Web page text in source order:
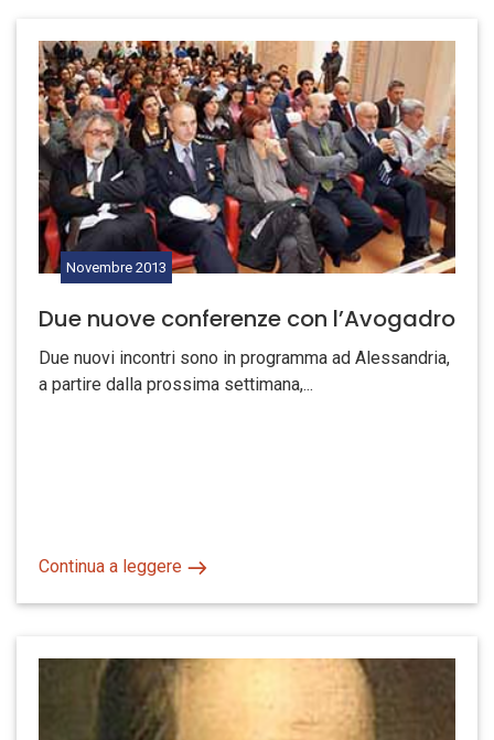
Novembre 2013
Due nuove conferenze con l’Avogadro
Due nuovi incontri sono in programma ad Alessandria,
a partire dalla prossima settimana,...
Continua a leggere